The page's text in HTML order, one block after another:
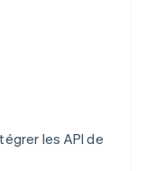
les API de